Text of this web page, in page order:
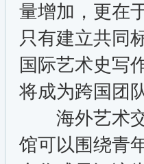
量增加，更在
只有建立共同
国际艺术史写
将成为跨国团
海外艺术交
馆可以围绕青